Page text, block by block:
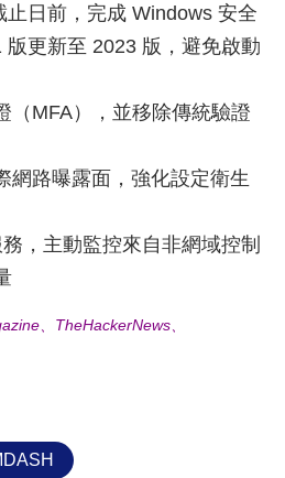
止日前，完成 Windows 安全
版更新至 2023 版，避免啟動
（MFA），並移除傳統驗證
網路曝露面，強化設定衛生
，主動監控來自非網域控制
、TheHackerNews、